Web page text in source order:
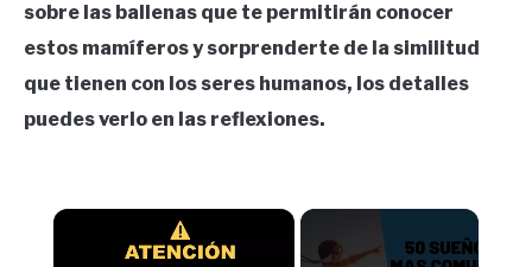
sobre las ballenas que te permitirán conocer
estos mamíferos y sorprenderte de la similitud
que tienen con los seres humanos, los detalles
puedes verlo en las reflexiones.
×